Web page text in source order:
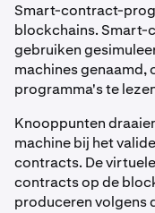
Smart-contract-
blockchains. Smart-
gebruiken
machines genaamd,
programma's te
Knooppunten
machine bij het
contracts. De
contracts op de
produceren volgens